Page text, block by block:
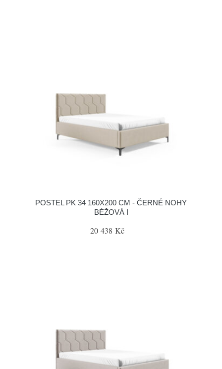
POSTEL PK 34 160X200 CM - ČERNÉ NOHY
BÉŽOVÁ I
20 438 Kč